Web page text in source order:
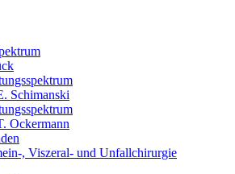
Schimanski
Ockermann
, Viszeral- und Unfallchirurgie